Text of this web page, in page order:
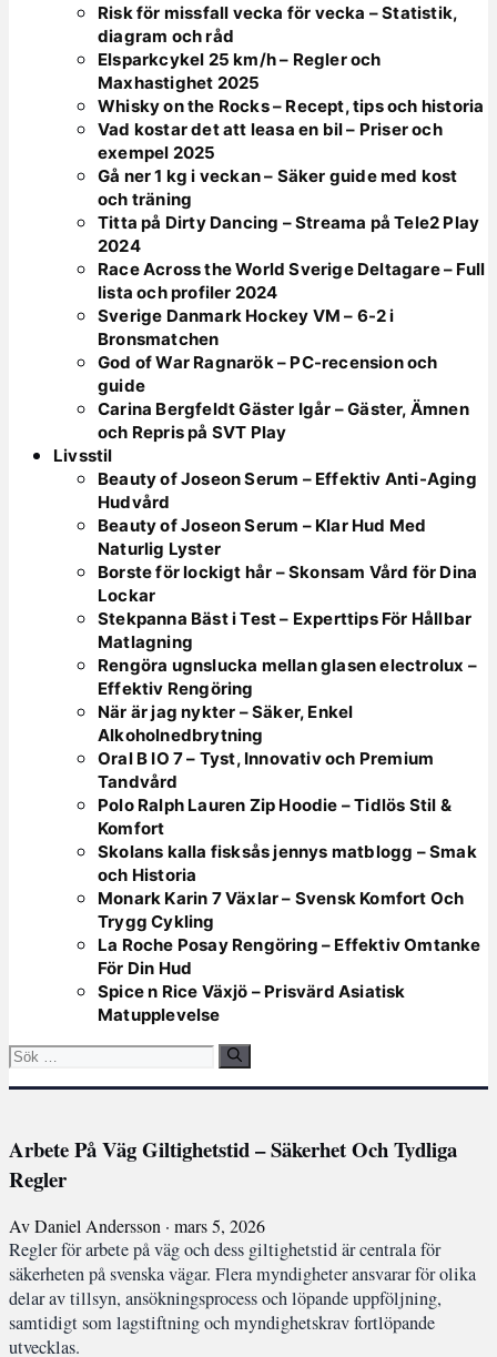
Risk för missfall vecka för vecka – Statistik,
diagram och råd
Elsparkcykel 25 km/h – Regler och
Maxhastighet 2025
Whisky on the Rocks – Recept, tips och historia
Vad kostar det att leasa en bil – Priser och
exempel 2025
Gå ner 1 kg i veckan – Säker guide med kost
och träning
Titta på Dirty Dancing – Streama på Tele2 Play
2024
Race Across the World Sverige Deltagare – Full
lista och profiler 2024
Sverige Danmark Hockey VM – 6-2 i
Bronsmatchen
God of War Ragnarök – PC-recension och
guide
Carina Bergfeldt Gäster Igår – Gäster, Ämnen
och Repris på SVT Play
Livsstil
Beauty of Joseon Serum – Effektiv Anti-Aging
Hudvård
Beauty of Joseon Serum – Klar Hud Med
Naturlig Lyster
Borste för lockigt hår – Skonsam Vård för Dina
Lockar
Stekpanna Bäst i Test – Experttips För Hållbar
Matlagning
Rengöra ugnslucka mellan glasen electrolux –
Effektiv Rengöring
När är jag nykter – Säker, Enkel
Alkoholnedbrytning
Oral B IO 7 – Tyst, Innovativ och Premium
Tandvård
Polo Ralph Lauren Zip Hoodie – Tidlös Stil &
Komfort
Skolans kalla fisksås jennys matblogg – Smak
och Historia
Monark Karin 7 Växlar – Svensk Komfort Och
Trygg Cykling
La Roche Posay Rengöring – Effektiv Omtanke
För Din Hud
Spice n Rice Växjö – Prisvärd Asiatisk
Matupplevelse
Sök
Arbete På Väg Giltighetstid – Säkerhet Och Tydliga
Regler
Av Daniel Andersson · mars 5, 2026
Regler för arbete på väg och dess giltighetstid är centrala för
säkerheten på svenska vägar. Flera myndigheter ansvarar för olika
delar av tillsyn, ansökningsprocess och löpande uppföljning,
samtidigt som lagstiftning och myndighetskrav fortlöpande
utvecklas.